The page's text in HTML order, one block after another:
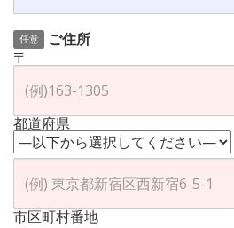
任意
ご住所
〒
都道府県
市区町村番地